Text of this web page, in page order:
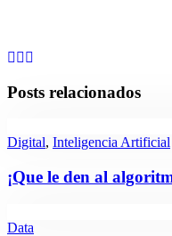
Posts relacionados
Digital, Inteligencia Artificial
¡Que le den al
Data